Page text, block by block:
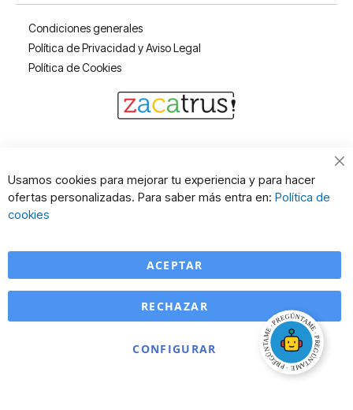
Condiciones generales
Política de Privacidad y Aviso Legal
Política de Cookies
Usamos cookies para mejorar tu experiencia y para hacer
ofertas personalizadas. Para saber más entra en: Política de
cookies
ACEPTAR
CONFIGURAR
RECHAZAR